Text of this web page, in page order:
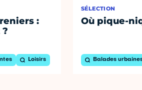
:
Loisirs
SÉLECTION
Où pique-
Balades